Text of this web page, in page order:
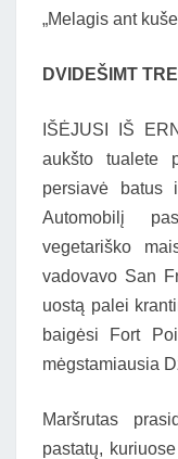
„Melagis ant
DVIDEŠIMT
IŠĖJUSI IŠ
aukšto tualete
persiavė batus
Automobilį
vegetariško
vadovavo San
uostą palei
baigėsi Fort
mėgstamiausia
Maršrutas
pastatų,